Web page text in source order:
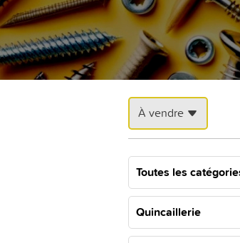
À vendre
Toutes les
Quincaillerie